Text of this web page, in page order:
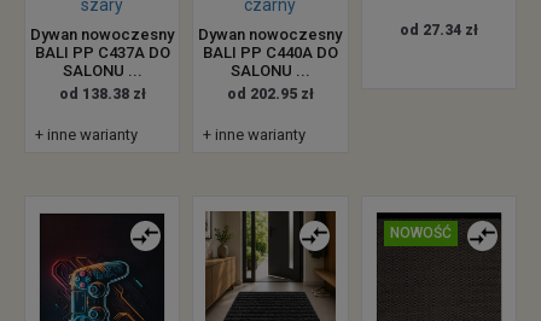
Dywan nowoczesny
BALI PP C437A DO
SALONU ...
od 138.38 zł
+ inne warianty
Dywan nowoczesny
BALI PP C440A DO
SALONU ...
od 202.95 zł
+ inne warianty
od 27.34 zł
NOWOŚĆ